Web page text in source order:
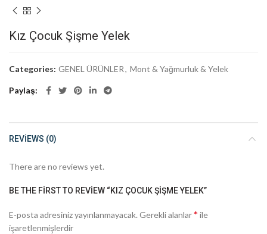
Kız Çocuk Şişme Yelek
Categories: GENEL ÜRÜNLER, Mont & Yağmurluk & Yelek
Paylaş
REVIEWS (0)
There are no reviews yet.
BE THE FIRST TO REVIEW “KIZ ÇOCUK ŞIŞME YELEK”
E-posta adresiniz yayınlanmayacak. Gerekli alanlar* ile
işaretlenmişlerdir